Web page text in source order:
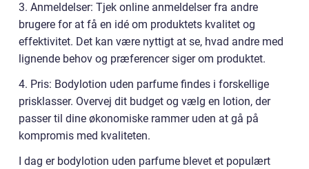
3. Anmeldelser: Tjek online anmeldelser fra andre
brugere for at få en idé om produktets kvalitet og
effektivitet. Det kan være nyttigt at se, hvad andre med
lignende behov og præferencer siger om produktet.
4. Pris: Bodylotion uden parfume findes i forskellige
prisklasser. Overvej dit budget og vælg en lotion, der
passer til dine økonomiske rammer uden at gå på
kompromis med kvaliteten.
I dag er bodylotion uden parfume blevet et populært